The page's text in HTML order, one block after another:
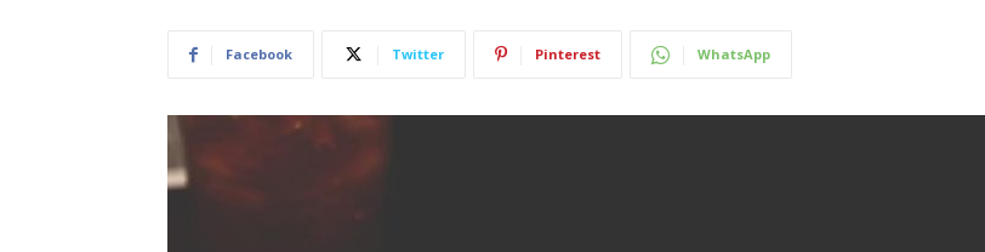
Facebook Twitter Pinterest WhatsApp